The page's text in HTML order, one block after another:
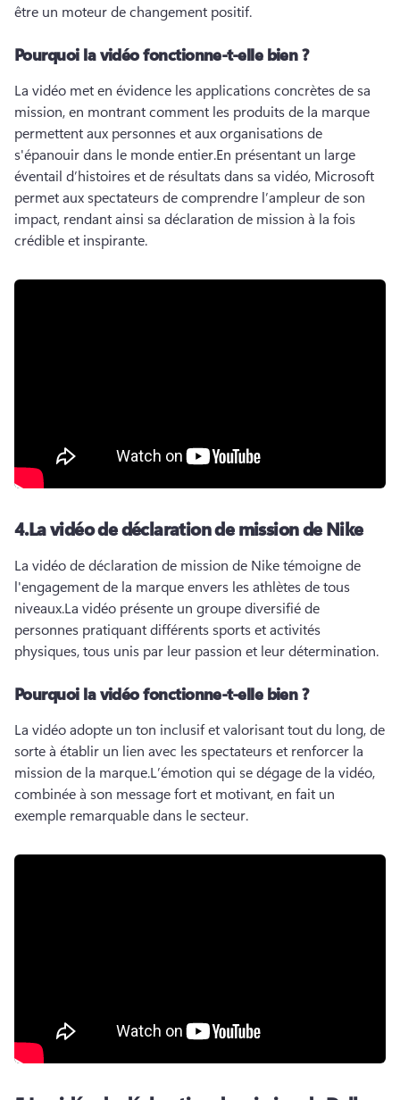
être un moteur de changement positif.
Pourquoi la vidéo fonctionne-t-elle bien ?
La vidéo met en évidence les applications concrètes de sa
mission, en montrant comment les produits de la marque
permettent aux personnes et aux organisations de
s'épanouir dans le monde entier.En présentant un large
éventail d’histoires et de résultats dans sa vidéo, Microsoft
permet aux spectateurs de comprendre l’ampleur de son
impact, rendant ainsi sa déclaration de mission à la fois
crédible et inspirante.
4.La vidéo de déclaration de mission de Nike
La vidéo de déclaration de mission de Nike témoigne de
l'engagement de la marque envers les athlètes de tous
niveaux.La vidéo présente un groupe diversifié de
personnes pratiquant différents sports et activités
physiques, tous unis par leur passion et leur détermination.
Pourquoi la vidéo fonctionne-t-elle bien ?
La vidéo adopte un ton inclusif et valorisant tout du long, de
sorte à établir un lien avec les spectateurs et renforcer la
mission de la marque.L’émotion qui se dégage de la vidéo,
combinée à son message fort et motivant, en fait un
exemple remarquable dans le secteur.